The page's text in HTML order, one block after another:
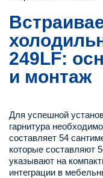
249LF:
и монтаж
Для успешной
гарнитура
составляет 54
которые составляют
указывают на
интеграции в